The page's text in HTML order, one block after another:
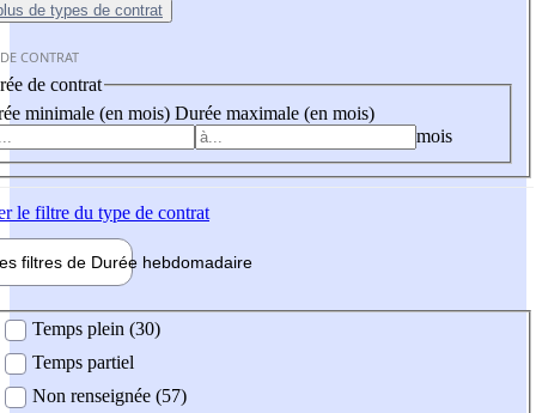
de types de contrat
CONTRAT
de contrat
minimale (en mois) Durée maximale (en mois)
mois
le filtre du type de contrat
filtres de Durée hebdomadaire
Temps plein (30)
Temps partiel
Non renseignée (57)